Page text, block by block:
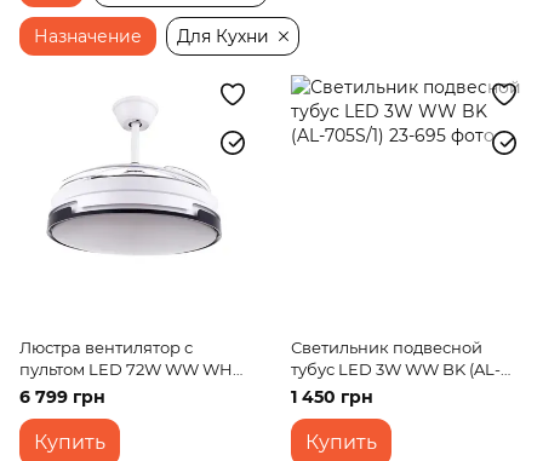
Назначение Для Кухни
Люстра вентилятор с
пультом LED 72W WW WH
(BKL-903S/2)
6 799 грн
Купить
Светильник подвесной
тубус LED 3W WW BK (AL-
705S/1)
1 450 грн
Купить